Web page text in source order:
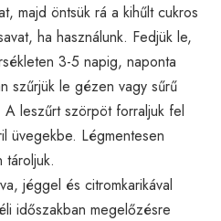
majd öntsük rá a kihűlt cukros
ha használunk. Fedjük le,
3-5 napig, naponta
szűrjük le gézen vagy sűrű
leszűrt szörpöt forraljuk fel
üvegekbe. Légmentesen
tároljuk.
jéggel és citromkarikával
időszakban megelőzésre